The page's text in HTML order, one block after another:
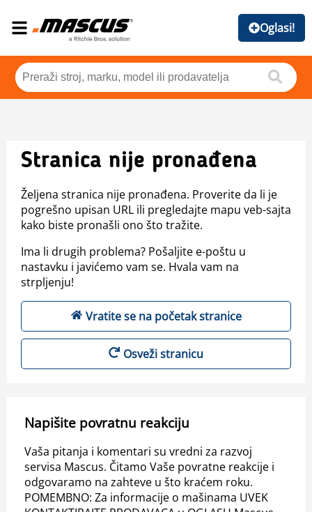
Oglasi!
Stranica nije pronađena
Željena stranica nije pronađena. Proverite da li je
pogrešno upisan URL ili pregledajte mapu veb-sajta
kako biste pronašli ono što tražite.
Ima li drugih problema? Pošaljite e-poštu u
nastavku i javićemo vam se. Hvala vam na
strpljenju!
Vratite se na početak stranice
Osveži stranicu
Napišite povratnu reakciju
Vaša pitanja i komentari su vredni za razvoj
servisa Mascus. Čitamo Vaše povratne reakcije i
odgovaramo na zahteve u što kraćem roku.
POMEMBNO: Za informacije o mašinama UVEK